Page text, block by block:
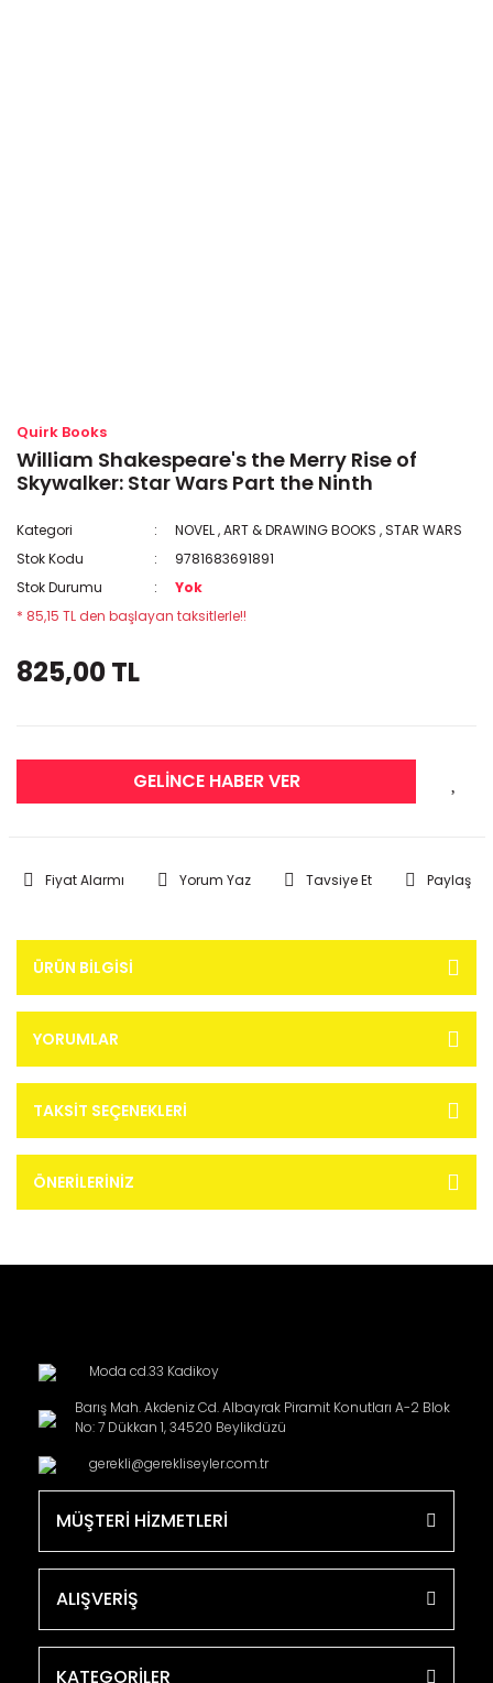
Quirk Books
William Shakespeare's the Merry Rise of
Skywalker: Star Wars Part the Ninth
Kategori NOVEL,ART & DRAWING BOOKS ,STAR WARS
Stok Kodu
9781683691891
Stok Durumu
Yok
* 85,15 TL den başlayan taksitlerle!!
825,00 TL
GELİNCE HABER VER
Fiyat Alarmı Yorum Yaz Tavsiye Et Paylaş
ÜRÜN BILGISI
YORUMLAR
TAKSIT SEÇENEKLERI
ÖNERILERINIZ
Moda cd.33 Kadikoy
Barış Mah. Akdeniz Cd. Albayrak Piramit Konutları A-2 Blok
No: 7 Dükkan 1, 34520 Beylikdüzü
gerekli@gerekliseyler.com.tr
MÜŞTERİ HİZMETLERİ
ALIŞVERİŞ
KATEGORİLER